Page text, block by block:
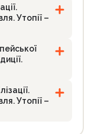
Утопії –
Утопії –